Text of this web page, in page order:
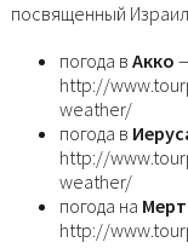
посвященный
погода в Акко
http://
weather/
погода в
http://
weather/
погода на
http://